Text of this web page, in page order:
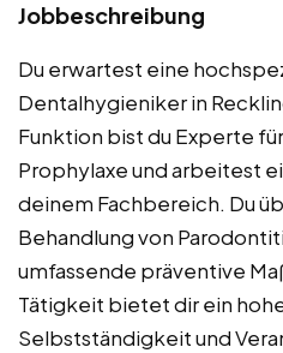
Jobbeschreibung
Du erwartest eine
Dentalhygieniker in
Funktion bist du Experte
Prophylaxe und arbeitest
deinem Fachbereich. Du
Behandlung von
umfassende präventive
Tätigkeit bietet dir ein
Selbstständigkeit und